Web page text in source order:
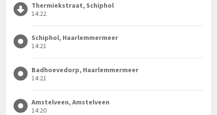
Thermiekstraat, Schiphol
14:22
Schiphol, Haarlemmermeer
14:21
Badhoevedorp, Haarlemmermeer
14:21
Amstelveen, Amstelveen
14:20